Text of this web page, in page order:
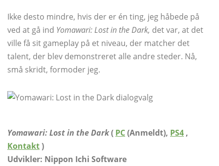
Ikke desto mindre, hvis der er én ting, jeg håbede på
ved at gå ind Yomawari: Lost in the Dark, det var, at det
ville få sit gameplay på et niveau, der matcher det
talent, der blev demonstreret alle andre steder. Nå,
små skridt, formoder jeg.
Yomawari: Lost in the Dark( PC(Anmeldt), PS4 ,
Kontakt)
Udvikler: Nippon Ichi Software